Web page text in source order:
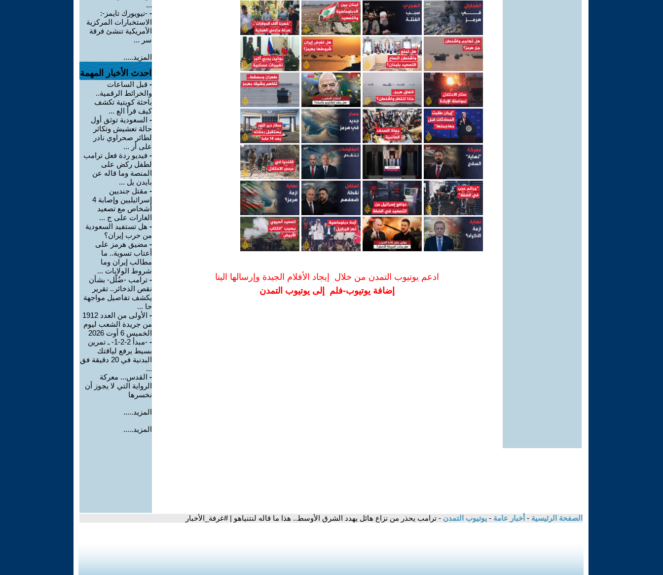
ادعم يوتيوب التمدن من خلال إيجاد الأفلام الجيدة وإرسالها الينا
إضافة يوتيوب-فلم إلى يوتيوب التمدن
...
- -نيويورك تايمز-:
الاستخبارات المركزية
الأمريكية تنشئ فرقة
سر ...
المزيد.....
احدث الأخبار المهمة
- قبل الساعات
والخرائط الرقمية..
باحثة كويتية تكشف
كيف قرأ الع ...
- السعودية توثق أول
حالة تعشيش وتكاثر
لطائر صحراوي نادر
على أر ...
- فيديو ردة فعل ترامب
لطفل ركض على
المنصة وما قاله عن
بايدن يل ...
- مقتل جنديين
إسرائيليين وإصابة 4
أشخاص مع تصعيد
الغارات على ج ...
- هل تستفيد السعودية
من حرب إيران؟
- مضيق هرمز على
أعتاب تسوية.. ما
مطالب إيران وما
شروط الولايات ...
- ترامب -ضُلّل- بشأن
نقص الذخائر.. تقرير
يكشف تفاصيل مواجهة
حا ...
-
الأولى من العدد 1912
من جريدة الشعب ليوم
الخميس 6 أوت 2026
-
-مبدأ 2-2-1- ـ تمرين
بسيط يرفع لياقتك
البدنية في 20 دقيقة فق
...
- القدس... معركة
الرواية التي لا يجوز أن
نخسرها
المزيد.....
المزيد.....
الصفحة الرئيسية - أخبار عامة - يوتيوب التمدن - ترامب يحذر من نزاع هائل يهدد الشرق الأوسط.. هذا ما قاله لنتنياهو | #غرفة_الأخبار